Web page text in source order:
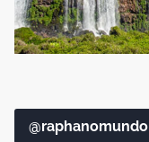
@raphanomundo